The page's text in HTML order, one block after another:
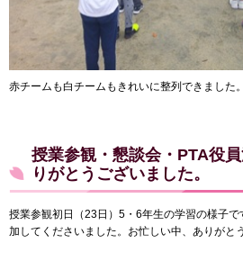
赤チームも白チームもきれいに整列できました
授業参観・懇談会・PTA役
りがとうございました。
授業参観初日（23日）5・6年生の学習の様子
加してくださいました。お忙しい中、ありがと